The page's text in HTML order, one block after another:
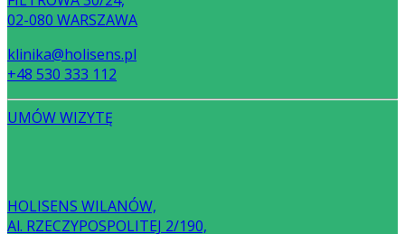
02-080 WARSZAWA
klinika@holisens.pl
+48 530 333 112
UMÓW WIZYTĘ
HOLISENS WILANÓW,
Al. RZECZYPOSPOLITEJ 2/190,